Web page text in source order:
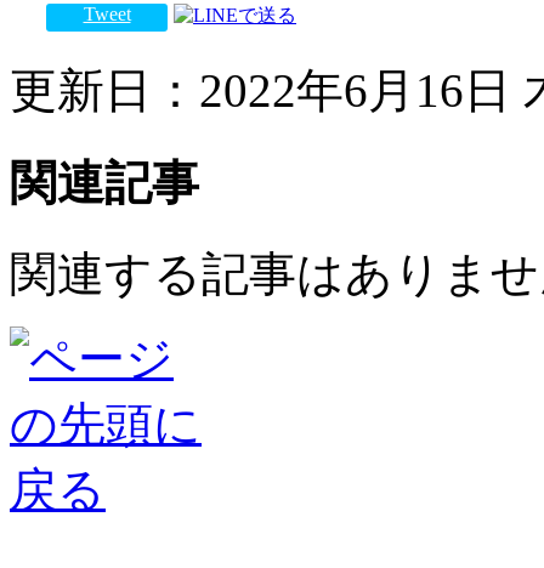
Tweet
更新日：2022年6月16日
関連記事
関連する記事はありま